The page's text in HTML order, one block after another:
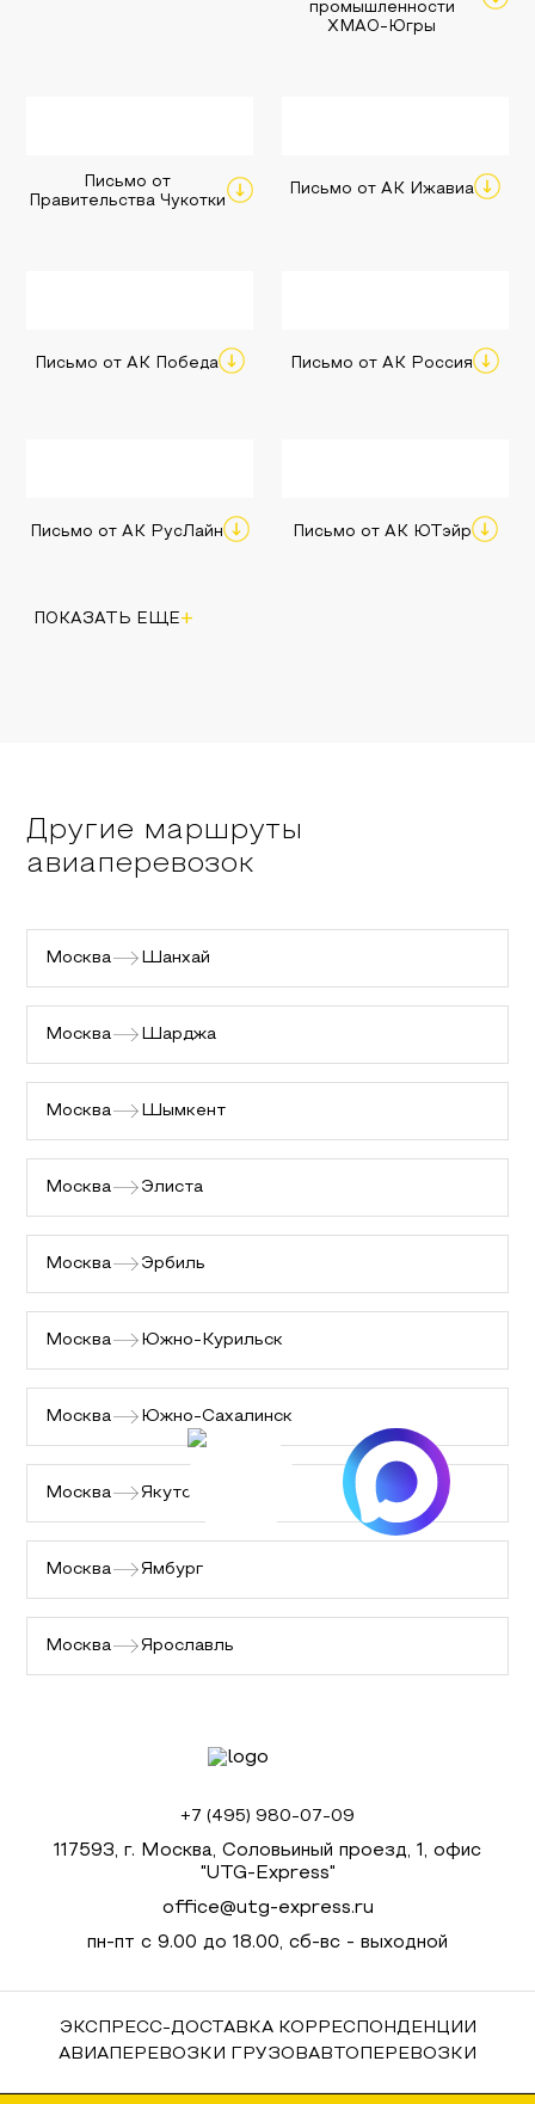
промышленности
ХМАО-Югры
Письмо от
Правительства Чукотки
Письмо от АК Ижавиа
Письмо от АК Победа Письмо от АК Россия
Письмо от АК РусЛайн Письмо от АК ЮТэйр
ПОКАЗАТЬ ЕЩЕ+
Другие маршруты
авиаперевозок
Москва Шанхай
Москва Шарджа
Москва Шымкент
Москва Элиста
Москва Эрбиль
Москва Южно-Курильск
Москва Южно-Сахалинск
Москва Якутск
Москва Ямбург
Москва Ярославль
+7 (495) 980-07-09
117593, г. Москва, Соловьиный проезд, 1, офис
"UTG-Express"
office@utg-express.ru
пн-пт с 9.00 до 18.00, сб-вс - выходной
ЭКСПРЕСС-ДОСТАВКА КОРРЕСПОНДЕНЦИИ
АВИАПЕРЕВОЗКИ ГРУЗОВАВТОПЕРЕВОЗКИ